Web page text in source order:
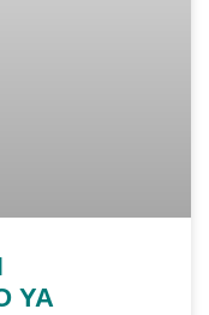
YA